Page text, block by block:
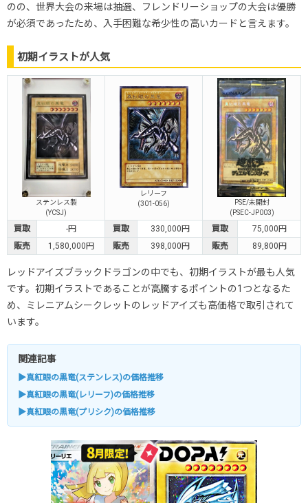
のの、世界大会の来場は抽選、フレンドリーショップの大会は優勝
が必須であったため、入手困難な希少性の高いカードと言えます。
初期イラストが人気
ステンレス製
(YCSJ)
レリーフ
(301-056)
PSE/未開封
(PSEC-JP003)
買取 -円 買取 330,000円 買取
75,000円
販売
1,580,000円 販売 398,000円 販売 89,800円
レッドアイズブラックドラゴンの中でも、初期イラストが最も人気
です。初期イラストであることが高騰するポイントの1つとなるた
め、ミレニアムシークレットのレッドアイズも高価格で取引されて
います。
関連記事
▶真紅眼の黒竜(ステンレス)の価格推移
▶真紅眼の黒竜(レリーフ)の価格推移
▶真紅眼の黒竜(プリシク)の価格推移